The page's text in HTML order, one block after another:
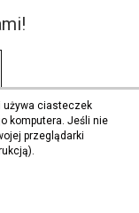
używa ciasteczek
komputera. Jeśli nie
przeglądarki